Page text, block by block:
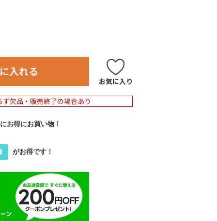
入れる
お気に入り
欠品・販売終了の場合あり
お得にお買い物！
がお得です！